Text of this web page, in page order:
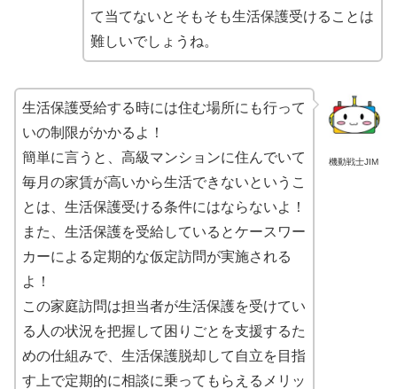
て当てないとそもそも生活保護受けることは
難しいでしょうね。
機動戦士JIM
生活保護受給する時には住む場所にも行って
いの制限がかかるよ！
簡単に言うと、高級マンションに住んでいて
毎月の家賃が高いから生活できないというこ
とは、生活保護受ける条件にはならないよ！
また、生活保護を受給しているとケースワー
カーによる定期的な仮定訪問が実施される
よ！
この家庭訪問は担当者が生活保護を受けてい
る人の状況を把握して困りごとを支援するた
めの仕組みで、生活保護脱却して自立を目指
す上で定期的に相談に乗ってもらえるメリッ